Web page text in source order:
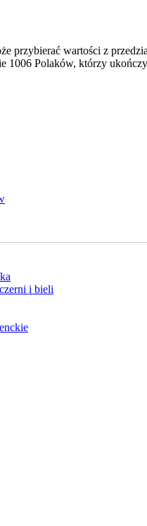
przybierać wartości z
1006 Polaków, którzy
i bieli